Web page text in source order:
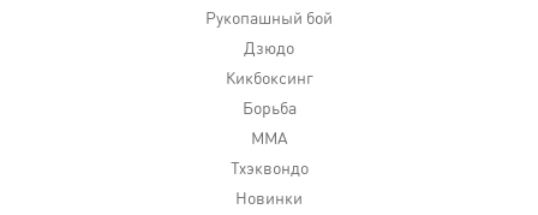
Рукопашный бой
Дзюдо
Кикбоксинг
Борьба
MMA
Тхэквондо
Новинки